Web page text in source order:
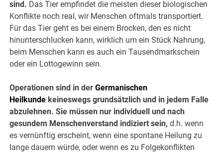
sind. Das Tier empfindet die meisten dieser biologischen
Konflikte noch real, wir Menschen oftmals transportiert.
Für das Tier geht es bei einem Brocken, den es nicht
hinunterschlucken kann, wirklich um ein Stück Nahrung,
beim Menschen kann es auch ein Tausendmarkschein
oder ein Lottogewinn sein.
Operationen sind in derGermanischen
Heilkunde keineswegs grundsätzlich und in jedem Falle
abzulehnen. Sie müssen nur individuell und nach
gesundem Menschenverstand indiziert sein, d.h. wenn
es vernünftig erscheint, wenn eine spontane Heilung zu
lange dauern würde, oder wenn es zu Folgekonflikten